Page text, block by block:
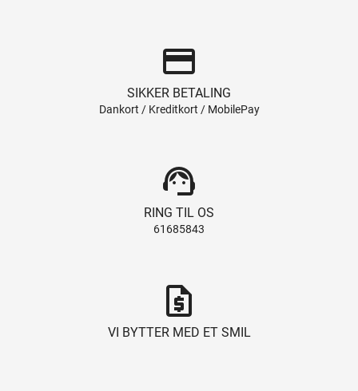
credit_card
SIKKER BETALING
Dankort / Kreditkort / MobilePay
support_agent
RING TIL OS
61685843
request_quote
VI BYTTER MED ET SMIL